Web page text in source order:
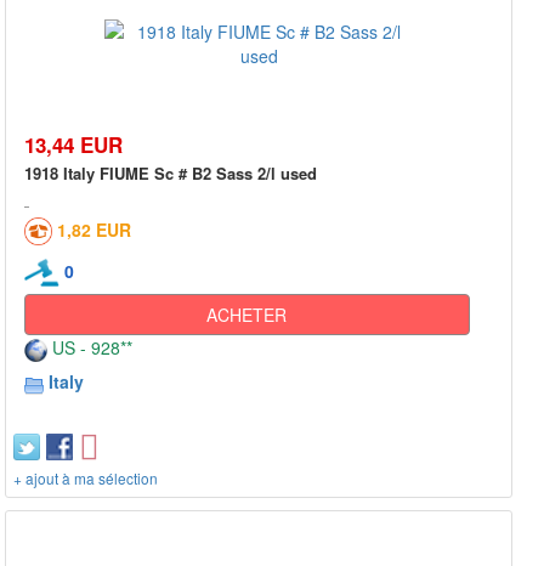
13,44 EUR
1918 Italy FIUME Sc # B2 Sass 2/l used
1,82 EUR
0
ACHETER
US - 928**
Italy
+ ajout à ma sélection